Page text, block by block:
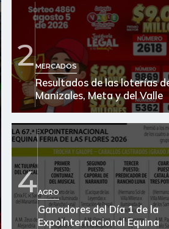
Apio
Arroz de primera
Arroz de segunda
Arroz excelso
Arveja verde seca
Atún en lata
Avena en hojuelas
Azúcar
Bagre rayado entero fresco
2MERCADOS
Resultados de las loterías
Manizales, Meta y del Valle
4AGRO
Ganadores del Día 1 de la
ExpoInternacional Equina